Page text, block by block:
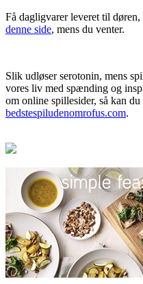
Få dagligvarer leveret til
denne side, mens du venter.
Slik udløser serotonin, mens
vores liv med spænding og
om online spillesider, så kan
bedstespiludenomrofus.com.